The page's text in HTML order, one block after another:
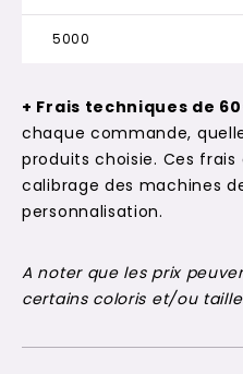
5000
+ Frais techniques de
chaque commande,
produits choisie. Ces
calibrage des machines
personnalisation.
A noter que les prix
certains coloris et/ou